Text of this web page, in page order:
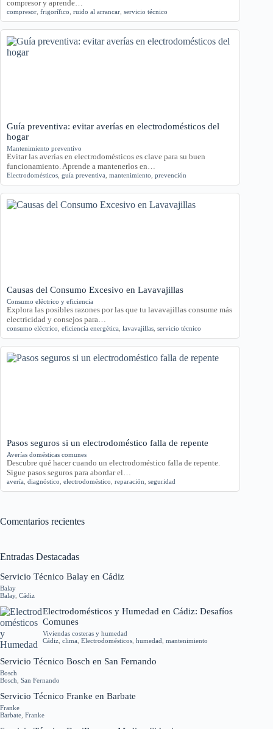
compresor y aprende…
compresor frigorífico ruido al arrancar servicio técnico
Guía preventiva: evitar averías en electrodomésticos del
hogar
Mantenimiento preventivo
Evitar las averías en electrodomésticos es clave para su buen
funcionamiento. Aprende a mantenerlos en…
Electrodomésticos guía preventiva mantenimiento prevención
Causas del Consumo Excesivo en Lavavajillas
Consumo eléctrico y eficiencia
Explora las posibles razones por las que tu lavavajillas consume más
electricidad y consejos para…
consumo eléctrico eficiencia energética lavavajillas servicio técnico
Pasos seguros si un electrodoméstico falla de repente
Averías domésticas comunes
Descubre qué hacer cuando un electrodoméstico falla de repente.
Sigue pasos seguros para abordar el…
avería diagnóstico electrodoméstico reparación seguridad
Comentarios recientes
Entradas Destacadas
Servicio Técnico Balay en Cádiz
Balay
Balay, Cádiz
Electrodomésticos y Humedad en Cádiz: Desafíos
Comunes
Viviendas costeras y humedad
Cádiz clima Electrodomésticos humedad mantenimiento
Servicio Técnico Bosch en San Fernando
Bosch
Bosch San Fernando
Servicio Técnico Franke en Barbate
Franke
Barbate Franke